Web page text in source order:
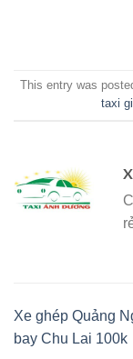
This entry was
taxi
Xe ghép Quảng
bay Chu Lai 100k